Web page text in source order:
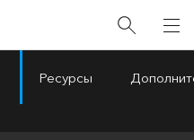
Ресурсы